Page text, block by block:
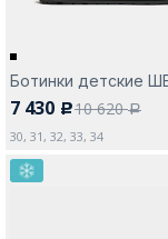
Ботинки детские
7 430 c10 620a
30, 31, 32, 33, 34